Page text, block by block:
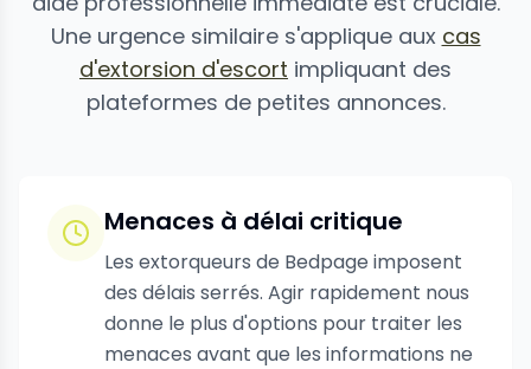
Une urgence similaire s'applique aux cas
d'extorsion d'escort impliquant des
plateformes de petites annonces.
Menaces à délai critique
Les extorqueurs de Bedpage imposent
des délais serrés. Agir rapidement nous
donne le plus d'options pour traiter les
menaces avant que les informations ne